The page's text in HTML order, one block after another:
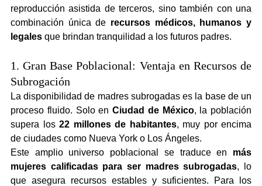
reproducción asistida de terceros, sino también con una
combinación única de recursos médicos, humanos y
legales que brindan tranquilidad a los futuros padres.
1. Gran Base Poblacional: Ventaja en Recursos de
Subrogación
La disponibilidad de madres subrogadas es la base de un
proceso fluido. Solo en Ciudad de México, la población
supera los 22 millones de habitantes, muy por encima
de ciudades como Nueva York o Los Ángeles.
Este amplio universo poblacional se traduce en más
mujeres calificadas para ser madres subrogadas, lo
que asegura recursos estables y suficientes. Para los